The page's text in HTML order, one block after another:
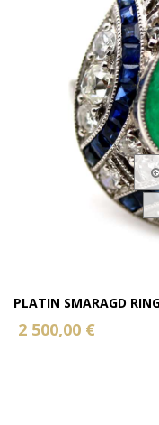
PLATIN SMARAGD
2 500,00 €